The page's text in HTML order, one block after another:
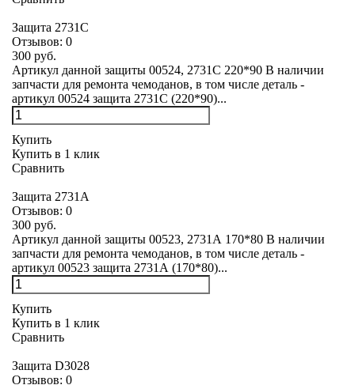
Защита 2731С
Отзывов: 0
300 руб.
Артикул данной защиты 00524, 2731С 220*90 В наличии
запчасти для ремонта чемоданов, в том числе деталь -
артикул 00524 защита 2731С (220*90)...
Купить
Купить в 1 клик
Сравнить
Защита 2731А
Отзывов: 0
300 руб.
Артикул данной защиты 00523, 2731А 170*80 В наличии
запчасти для ремонта чемоданов, в том числе деталь -
артикул 00523 защита 2731А (170*80)...
Купить
Купить в 1 клик
Сравнить
Защита D3028
Отзывов: 0